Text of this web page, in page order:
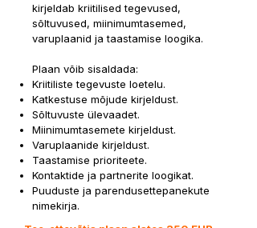
kirjeldab kriitilised tegevused,
sõltuvused, miinimumtasemed,
varuplaanid ja taastamise loogika.
Plaan võib sisaldada:
Kriitiliste tegevuste loetelu.
Katkestuse mõjude kirjeldust.
Sõltuvuste ülevaadet.
Miinimumtasemete kirjeldust.
Varuplaanide kirjeldust.
Taastamise prioriteete.
Kontaktide ja partnerite loogikat.
Puuduste ja parendusettepanekute
nimekirja.